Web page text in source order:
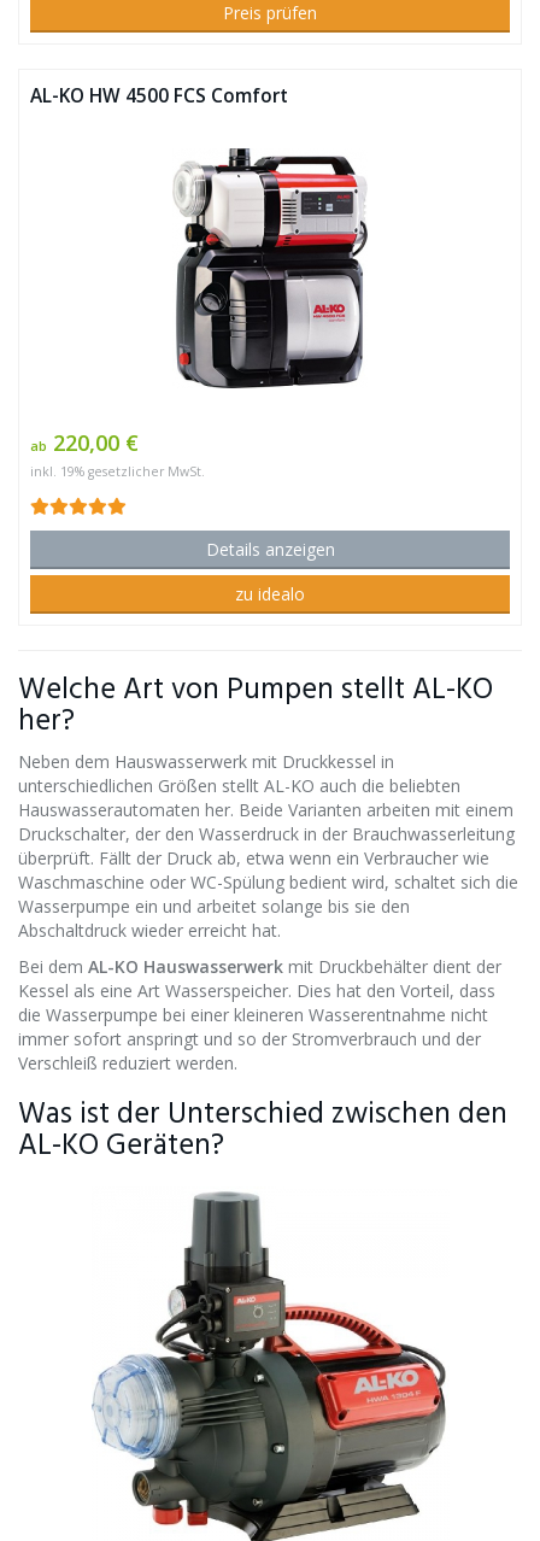
Preis prüfen
AL-KO HW 4500 FCS Comfort
ab 220,00 €
inkl. 19% gesetzlicher MwSt.
Details anzeigen
zu idealo
Welche Art von Pumpen stellt AL-KO
her?
Neben dem Hauswasserwerk mit Druckkessel in
unterschiedlichen Größen stellt AL-KO auch die beliebten
Hauswasserautomaten her. Beide Varianten arbeiten mit einem
Druckschalter, der den Wasserdruck in der Brauchwasserleitung
überprüft. Fällt der Druck ab, etwa wenn ein Verbraucher wie
Waschmaschine oder WC-Spülung bedient wird, schaltet sich die
Wasserpumpe ein und arbeitet solange bis sie den
Abschaltdruck wieder erreicht hat.
Bei dem AL-KO Hauswasserwerk mit Druckbehälter dient der
Kessel als eine Art Wasserspeicher. Dies hat den Vorteil, dass
die Wasserpumpe bei einer kleineren Wasserentnahme nicht
immer sofort anspringt und so der Stromverbrauch und der
Verschleiß reduziert werden.
Was ist der Unterschied zwischen den
AL-KO Geräten?